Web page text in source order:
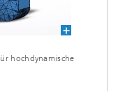
hochdynamische